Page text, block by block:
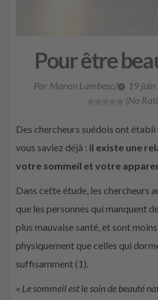
Pour être
Par Manon Lambesc/ 19
(No
Des chercheurs suédois ont
vous saviez déjà : il existe une
votre sommeil et votre
Dans cette étude, les chercheurs
que les personnes qui manquent
plus mauvaise santé, et sont
physiquement que celles qui
suffisamment (1).
« Le sommeil est le soin de beauté